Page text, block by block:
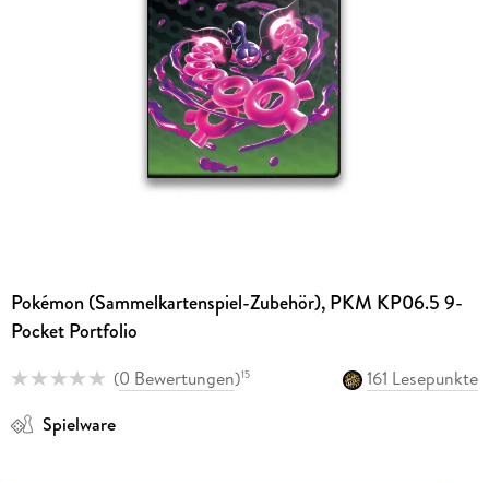
Pokémon (Sammelkartenspiel-Zubehör), PKM KP06.5 9-
Pocket Portfolio
(0 Bewertungen)15
161 Lesepunkte
Spielware